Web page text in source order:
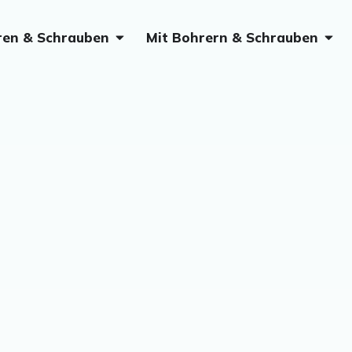
& Schrauben Öffne Ohne Bohren & Schrauben
Mit Bohrern & Schrauben